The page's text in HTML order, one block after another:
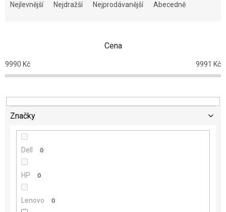
p
r
o
u
Nejlevnější Nejdražší Nejprodávanější Abecedně
Cena
9990 Kč 9991 Kč
Značky
Dell 0
HP 0
Lenovo 0